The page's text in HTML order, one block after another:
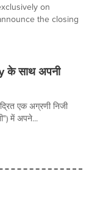
on
the closing
के साथ अपनी
एक अग्रणी निजी
में अपने...